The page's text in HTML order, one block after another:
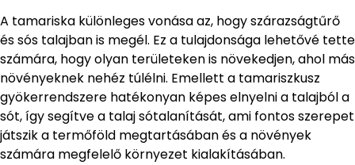
A tamariska különleges vonása az, hogy szárazságtűrő
és sós talajban is megél. Ez a tulajdonsága lehetővé tette
számára, hogy olyan területeken is növekedjen, ahol más
növényeknek nehéz túlélni. Emellett a tamariszkusz
gyökerrendszere hatékonyan képes elnyelni a talajból a
sót, így segítve a talaj sótalanítását, ami fontos szerepet
játszik a termőföld megtartásában és a növények
számára megfelelő környezet kialakításában.